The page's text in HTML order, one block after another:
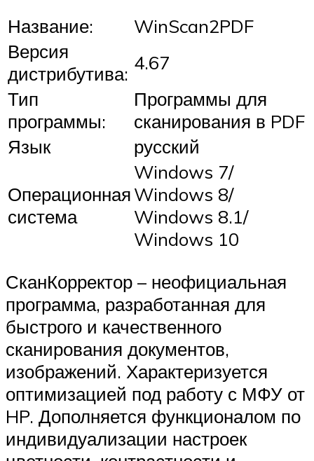
Название:
WinScan2PDF
Версия
дистрибутива: 4.67
Тип
программы:
Программы для
сканирования в PDF
Язык
русский
Операционная
система
Windows 7/
Windows 8/
Windows 8.1/
Windows 10
СканКорректор – неофициальная
программа, разработанная для
быстрого и качественного
сканирования документов,
изображений. Характеризуется
оптимизацией под работу с МФУ от
HP. Дополняется функционалом по
индивидуализации настроек